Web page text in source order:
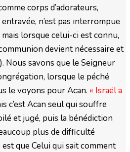
corps d’adorateurs,
n’est pas interrompue
lorsque celui-ci est connu,
devient nécessaire et
Nous savons que le Seigneur
lorsque le péché
le voyons pour Acan. « Israël a
c’est Acan seul qui souffre
et jugé, puis la bénédiction
plus de difficulté
est que Celui qui sait comment